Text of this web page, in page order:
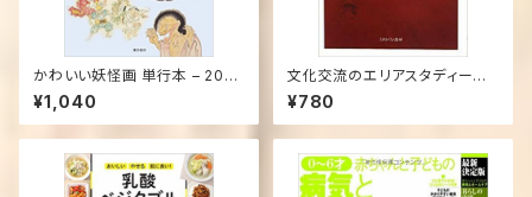
かわいい妖怪画 単行本 – 201
5/7/31
¥1,040
文化交流のエリアスタディーズ
―日本につながる文化の道 単
行本 – 2011/6
¥780